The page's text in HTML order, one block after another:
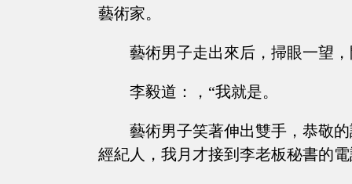
藝術家。
藝術男子走出來后，掃眼一望
李毅道：，“我就是。
藝術男子笑著伸出雙手，恭敬
經紀人，我月才接到李老板秘書的